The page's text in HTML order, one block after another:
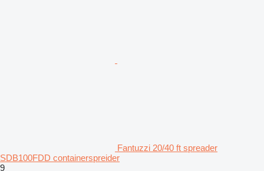
Fantuzzi 20/40 ft spreader
SDB100FDD containerspreider
9